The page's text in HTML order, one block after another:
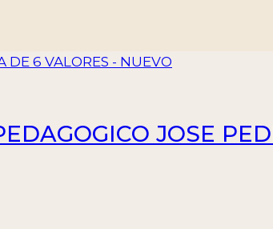
JOSE